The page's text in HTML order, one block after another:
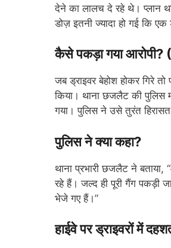
देने का लालच दे रहे थे। प्लान
डोज़ इतनी ज्यादा हो गई कि
कैसे पकड़ा गया
जब ड्राइवर बेहोश होकर गिरे
किया। थाना छजलैट की पुलिस
गया। पुलिस ने उसे तुरंत
पुलिस ने क्या कहा?
थाना प्रभारी छजलैट ने बताया,
रहे हैं। जल्द ही पूरी गैंग पकड़ी
भेजे गए हैं।”
हाईवे पर ड्राइवरों में